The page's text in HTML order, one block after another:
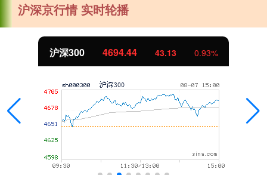
沪深京行情 实时轮播
沪深300 4694.44 43.13 0.93%